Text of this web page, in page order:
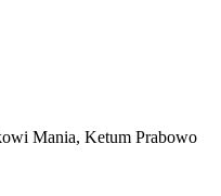
Mania, Ketum Prabowo